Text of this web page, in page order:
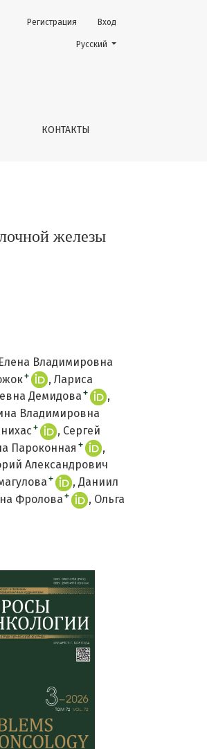
КОНТАКТЫ
Регистрация Вход
Change the language. The
Русский
железы
Елена Владимировна
+
Лариса
Демидова +
Владимировна
+
Сергей
Пароконная +
Александрович
+
Даниил
Фролова +
Ольга